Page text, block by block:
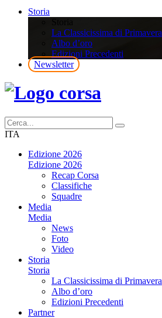
Storia
La Classicissima di Primavera
Albo d’oro
Edizioni Precedenti
Newsletter
ITA
Edizione 2026
Edizione 2026
Recap Corsa
Classifiche
Squadre
Media
Media
News
Foto
Video
Storia
Storia
La Classicissima di Primavera
Albo d’oro
Edizioni Precedenti
Partner